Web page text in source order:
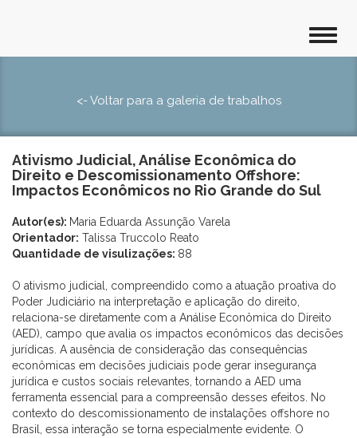
<- Voltar para a galeria de trabalhos
Ativismo Judicial, Análise Econômica do
Direito e Descomissionamento Offshore:
Impactos Econômicos no Rio Grande do Sul
Autor(es): Maria Eduarda Assunção Varela
Orientador: Talissa Truccolo Reato
Quantidade de visulizações: 88
O ativismo judicial, compreendido como a atuação proativa do
Poder Judiciário na interpretação e aplicação do direito,
relaciona-se diretamente com a Análise Econômica do Direito
(AED), campo que avalia os impactos econômicos das decisões
jurídicas. A ausência de consideração das consequências
econômicas em decisões judiciais pode gerar insegurança
jurídica e custos sociais relevantes, tornando a AED uma
ferramenta essencial para a compreensão desses efeitos. No
contexto do descomissionamento de instalações offshore no
Brasil, essa interação se torna especialmente evidente. O